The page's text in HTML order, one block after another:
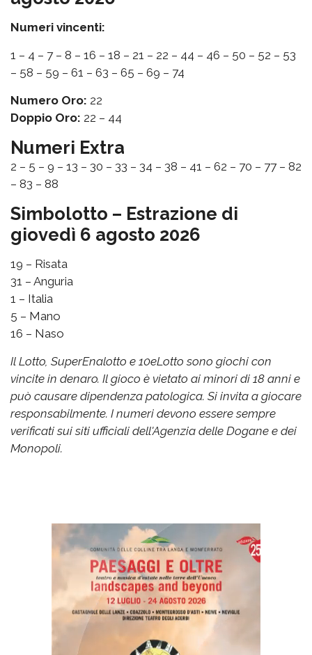
Numeri vincenti:
1 – 4 – 7 – 8 – 16 – 18 – 21 – 22 – 44 – 46 – 50 – 52 – 53
– 58 – 59 – 61 – 63 – 65 – 69 – 74
Numero Oro: 22
Doppio Oro: 22 – 44
Numeri Extra
2 – 5 – 9 – 13 – 30 – 33 – 34 – 38 – 41 – 62 – 70 – 77 – 82
– 83 – 88
Simbolotto – Estrazione di
giovedì 6 agosto 2026
19 – Risata
31 – Anguria
1 – Italia
5 – Mano
16 – Naso
Il Lotto, SuperEnalotto e 10eLotto sono giochi con
vincite in denaro. Il gioco è vietato ai minori di 18 anni e
può causare dipendenza patologica. Si invita a giocare
responsabilmente. I numeri devono essere sempre
verificati sui siti ufficiali dell'Agenzia delle Dogane e dei
Monopoli.